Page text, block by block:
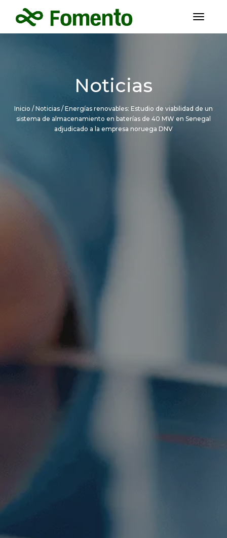
Noticias
Inicio / Noticias / Energías renovables: Estudio de viabilidad de un
sistema de almacenamiento en baterías de 40 MW en Senegal
adjudicado a la empresa noruega DNV